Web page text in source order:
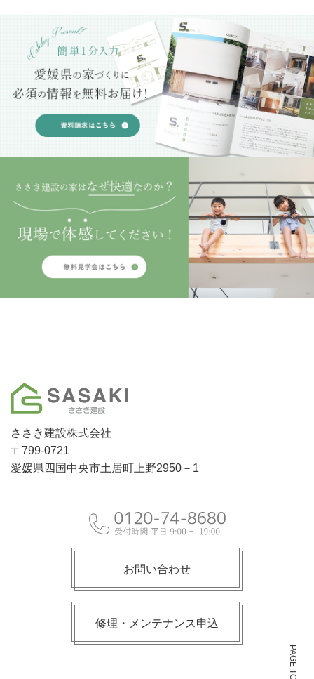
PAGE TOP
ささき建設株式会社
〒799-0721
愛媛県四国中央市土居町上野2950－1
お問い合わせ
修理・メンテナンス申込